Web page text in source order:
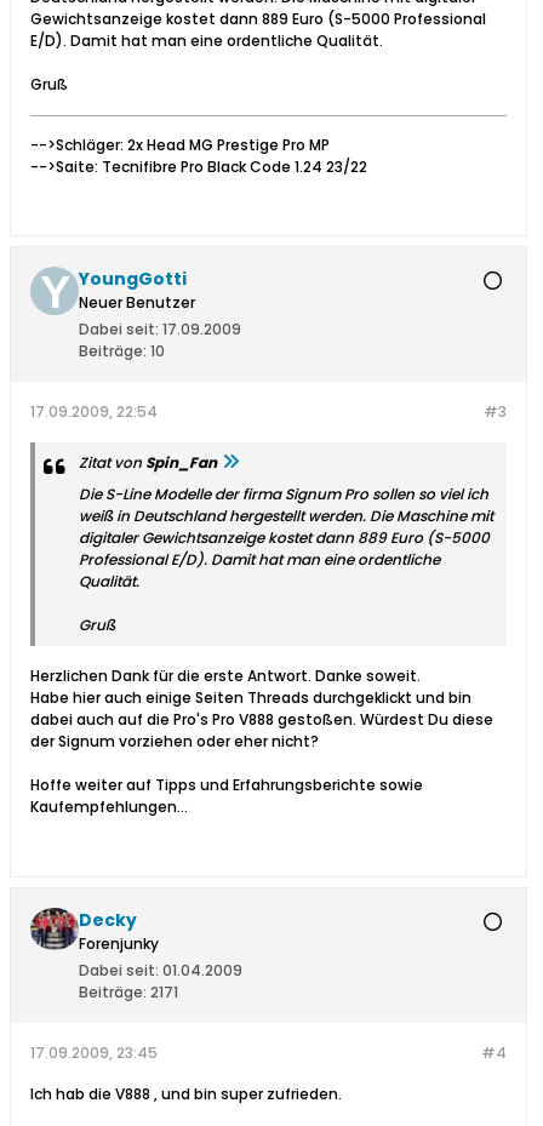
Gewichtsanzeige kostet dann 889 Euro (S-5000 Professional
E/D). Damit hat man eine ordentliche Qualität.
Gruß
-->Schläger: 2x Head MG Prestige Pro MP
-->Saite: Tecnifibre Pro Black Code 1.24 23/22
YoungGotti
Neuer Benutzer
Dabei seit: 17.09.2009
Beiträge: 10
#3
17.09.2009, 22:54
Zitat von Spin_Fan
Die S-Line Modelle der firma Signum Pro sollen so viel ich
weiß in Deutschland hergestellt werden. Die Maschine mit
digitaler Gewichtsanzeige kostet dann 889 Euro (S-5000
Professional E/D). Damit hat man eine ordentliche
Qualität.
Gruß
Herzlichen Dank für die erste Antwort. Danke soweit.
Habe hier auch einige Seiten Threads durchgeklickt und bin
dabei auch auf die Pro's Pro V888 gestoßen. Würdest Du diese
der Signum vorziehen oder eher nicht?
Hoffe weiter auf Tipps und Erfahrungsberichte sowie
Kaufempfehlungen...
Decky
Forenjunky
Dabei seit: 01.04.2009
Beiträge: 2171
#4
17.09.2009, 23:45
Ich hab die V888 , und bin super zufrieden.